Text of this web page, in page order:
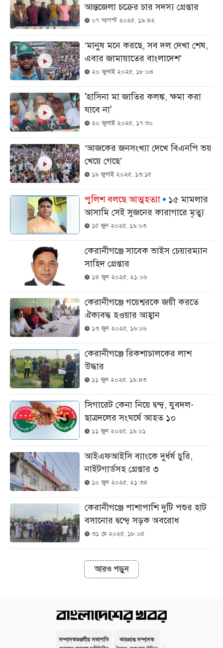
আন্তজেলা চক্রের চার সদস্য গ্রেপ্তার
০৭ আগস্ট ২০২৫, ১৯:৪২
‘মানুষ মনে করছে, সব দল দেখা শেষ,
এবার জামায়াতের বাংলাদেশ’
২০ জুলাই ২০২৫, ১৮:০৪
'হাসিনা মা জাতির কলঙ্ক, ক্ষমা করা
যাবে না'
২০ জুলাই ২০২৫, ১৭:৩০
‘আজকের জনসংখ্যা দেখে বিএনপি ভয়
খেয়ে গেছে’
১৯ জুলাই ২০২৫, ১৩:১৫
পুলিশ বলছে আত্মহত্যা
১৫ মামলার
আসামি সেই সুজনের কারাগারে মৃত্যু
১৫ জুন ২০২৫, ১৯:০৩
কেরানীগঞ্জে সাবেক ভাইস চেয়ারম্যান
সাহিদ গ্রেপ্তার
১৪ জুন ২০২৫, ২১:০৬
কেরানীগঞ্জে গয়েশ্বরকে জয়ী করতে
ঐক্যবদ্ধ হওয়ার আহ্বান
১৩ জুন ২০২৫, ১৬:০৬
কেরানীগঞ্জে রিকশাচালকের লাশ
উদ্ধার
১১ জুন ২০২৫, ১৯:৪৩
সিগারেট কেনা নিয়ে দ্বন্দ্ব, যুবদল-
ছাত্রদলের সংঘর্ষে আহত ১০
১১ জুন ২০২৫, ১৯:০১
আইএফআইসি ব্যাংকে দুর্ধর্ষ চুরি,
নাইটগার্ডসহ গ্রেপ্তার ৩
১০ জুন ২০২৫, ২১:৩৪
কেরানীগঞ্জে পাশাপাশি দুটি পশুর হাট
বসানোর দ্বন্দ্বে সড়ক অবরোধ
৩১ মে ২০২৫, ১৮:০৫
আরও পড়ুন
সম্পাদকমণ্ডলীর সভাপতি
ভারপ্রাপ্ত সম্পাদক